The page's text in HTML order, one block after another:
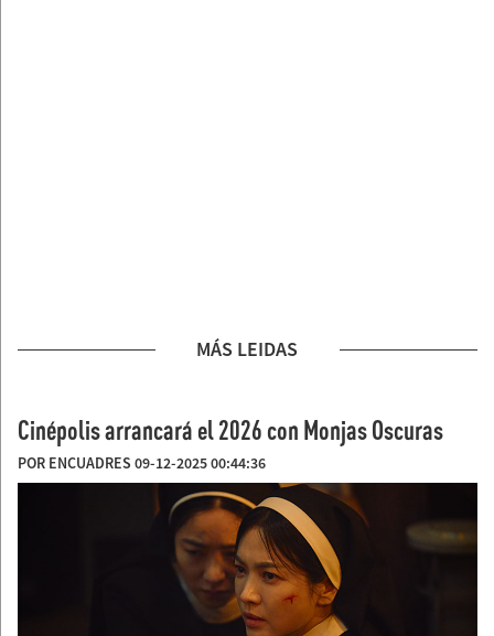
MÁS LEIDAS
Cinépolis arrancará el 2026 con Monjas Oscuras
POR ENCUADRES 09-12-2025 00:44:36